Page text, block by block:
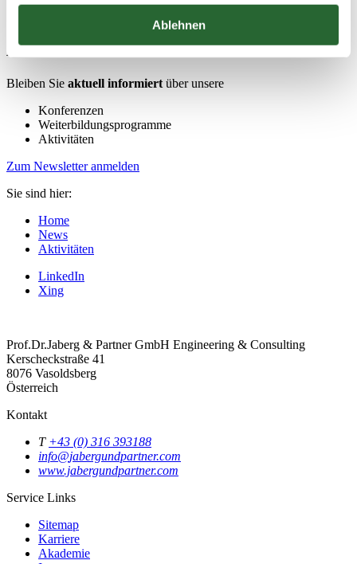
Ablehnen
Anmelden und Profitieren
Bleiben Sie aktuell informiert über unsere
Konferenzen
Weiterbildungsprogramme
Aktivitäten
Zum Newsletter anmelden
Sie sind hier:
Home
News
Aktivitäten
LinkedIn
Xing
Prof.Dr.Jaberg & Partner GmbH Engineering & Consulting
Kerscheckstraße 41
8076 Vasoldsberg
Österreich
Kontakt
T +43 (0) 316 393188
info@jabergundpartner.com
www.jabergundpartner.com
Service Links
Sitemap
Karriere
Akademie